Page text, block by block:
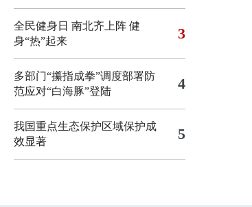
全民健身日 南北齐上阵 健
身“热”起来
3
多部门“攥指成拳”调度部署防
范应对“白海豚”登陆
4
我国重点生态保护区域保护成
效显著
5